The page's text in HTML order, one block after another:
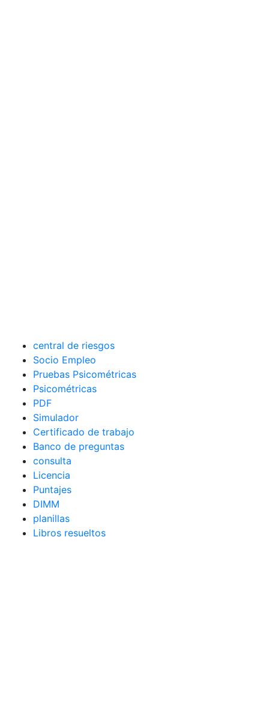
central de riesgos
Socio Empleo
Pruebas Psicométricas
Psicométricas
PDF
Simulador
Certificado de trabajo
Banco de preguntas
consulta
Licencia
Puntajes
DIMM
planillas
Libros resueltos